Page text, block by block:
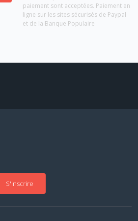
paiement sont acceptées. Paiement en
ligne sur les sites sécurisés de Paypal
et de la Banque Populaire
S'inscrire